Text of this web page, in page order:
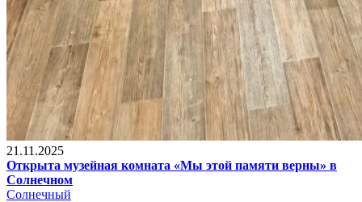
21.11.2025
Открыта музейная комната «Мы этой памяти верны» в
Солнечном
Солнечный